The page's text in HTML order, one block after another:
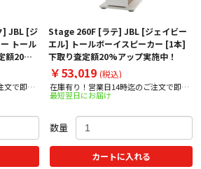
] JBL [ジ
トール
額20%
文で即日
Stage 260F [ラテ] JBL [ジェイビー
エル] トールボーイスピーカー [1本]
下取り査定額20%アップ実施中！
￥53,019 (税込)
在庫有り！営業日14時迄のご注文で即日
出荷！
最短翌日にお届け
数量
カートに入れる